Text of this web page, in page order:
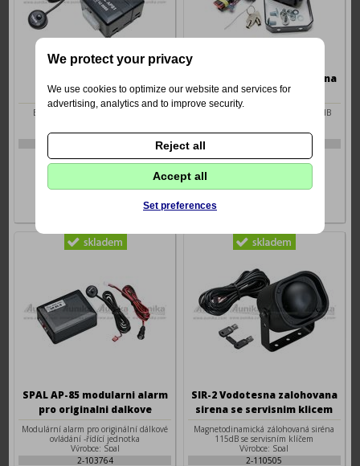
parkovaci cidla
Elektronický modul pro připojení
Výrobce: Spal
839 Kč
SIR-7 vodotesna zalohovana
sirena 115dB
vodotěsná zálohovaná siréna 115dB
1045 Kč
SPAL AP-85 modularni alarm
pro originalni dalkove
ovladani
Modulární alarm pro originální dálkové
ovládání -řídící jednotka
Výrobce: Spal
2-103764
SIR-2 Vodotesna zalohovana
sirena se servisnim klicem
Magnetodinamická zálohovaná siréna
115dB se servisním klíčem
Výrobce: Spal
2-110505
We protect your privacy
We use cookies to optimize our website and services for
advertising, analytics and to improve security.
Reject all
Accept all
Set preferences